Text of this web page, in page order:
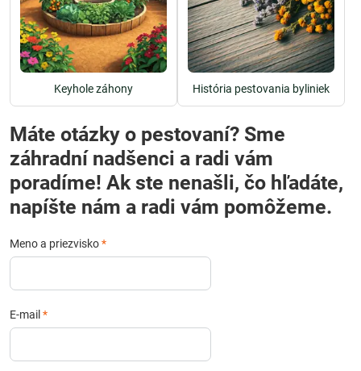
Keyhole záhony História pestovania byliniek
Máte otázky o pestovaní? Sme
záhradní nadšenci a radi vám
poradíme! Ak ste nenašli, čo hľadáte,
napíšte nám a radi vám pomôžeme.
Meno a priezvisko*
E-mail *